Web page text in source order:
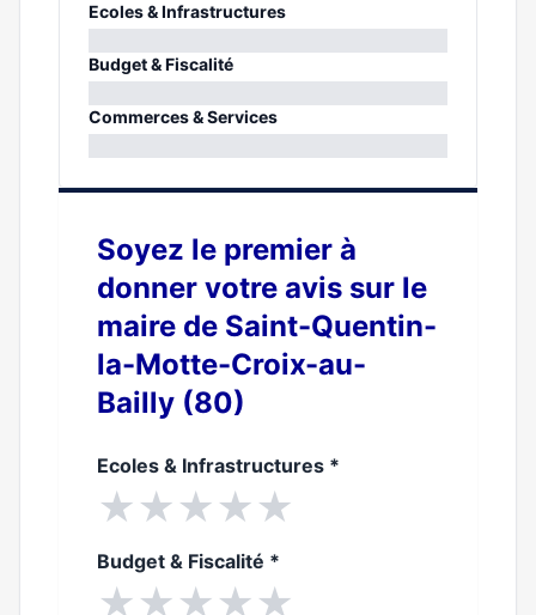
Ecoles & Infrastructures
0%
Budget & Fiscalité
0%
Commerces & Services
Soyez le premier à
donner votre avis sur le
maire de Saint-Quentin-
la-Motte-Croix-au-
Bailly (80)
Ecoles & Infrastructures *
★★★★★
Budget & Fiscalité *
★★★★★